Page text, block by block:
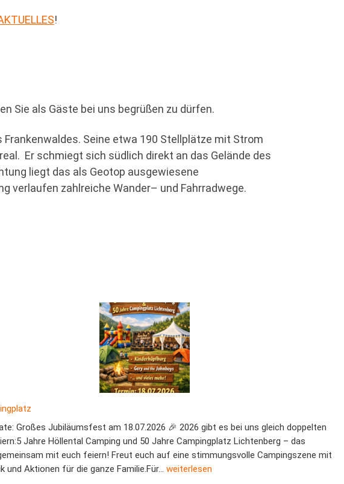
!
Sie als Gäste bei uns begrüßen zu dürfen.
Seine etwa 190 Stellplätze mit Strom
Er schmiegt sich südlich direkt an das Gelände des
liegt das als Geotop ausgewiesene
verlaufen zahlreiche Wander– und Fahrradwege.
Großes Jubiläumsfest am 18.07.2026 🎉 2026 gibt es bei uns gleich doppelten
Jahre Höllental Camping und 50 Jahre Campingplatz Lichtenberg – das
mit euch feiern! Freut euch auf eine stimmungsvolle Campingszene mit
und Aktionen für die ganze Familie.Für…5 Jahre Campingplatz
weiterlesen